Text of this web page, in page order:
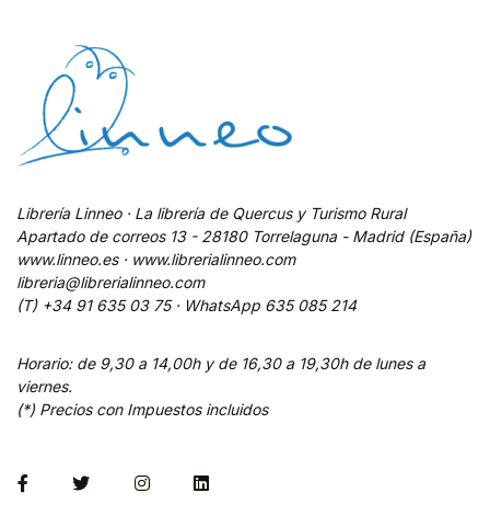
Librería Linneo · La librería de Quercus y Turismo Rural
Apartado de correos 13 - 28180 Torrelaguna - Madrid (España)
www.linneo.es · www.librerialinneo.com
libreria@librerialinneo.com
(T) +34 91 635 03 75 · WhatsApp 635 085 214
Horario: de 9,30 a 14,00h y de 16,30 a 19,30h de lunes a
viernes.
(*) Precios con Impuestos incluidos